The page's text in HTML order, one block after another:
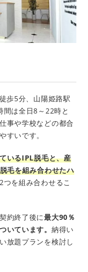
歩5分、山陽姫路駅
間は全日8～22時と
事や学校などの都合
すいです。
いるIPL脱毛と、産
毛を組み合わせたハ
つを組み合わせるこ
約終了後に最大90％
いています。 納得い
放題プランを検討し